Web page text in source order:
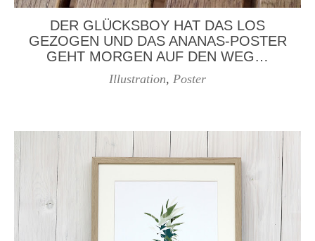
DER GLÜCKSBOY HAT DAS LOS
GEZOGEN UND DAS ANANAS-POSTER
GEHT MORGEN AUF DEN WEG…
Illustration, Poster